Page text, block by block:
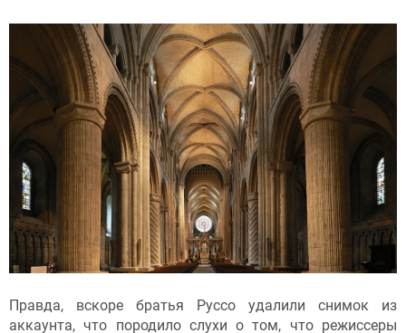
Правда, вскоре братья Руссо удалили снимок из
аккаунта, что породило слухи о том, что режиссеры